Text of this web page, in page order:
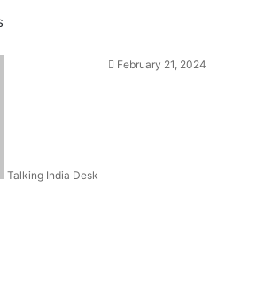
Talking India Desk
SendFebruary 21, 2024